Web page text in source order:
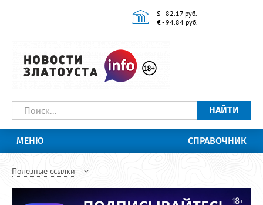
$ - 82.17 руб.
€ - 94.84 руб.
НАЙТИ
МЕНЮ СПРАВОЧНИК
Полезные ссылки